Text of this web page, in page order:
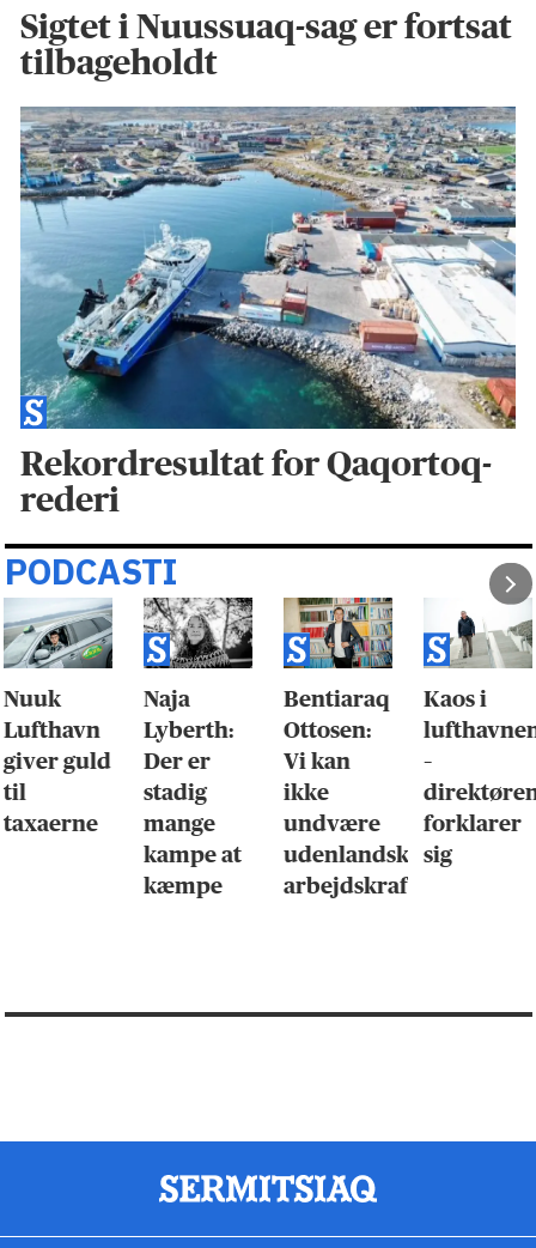
Sigtet i Nuussuaq-sag er fortsat
tilbageholdt
Rekordresultat for Qaqortoq-
rederi
PODCASTI
Nuuk
Lufthavn
giver guld
til
taxaerne
Naja
Lyberth:
Der er
stadig
mange
kampe at
kæmpe
Bentiaraq
Ottosen:
Vi kan
ikke
undvære
udenlandsk
arbejdskraft
Kaos i
–
forklarer
sig